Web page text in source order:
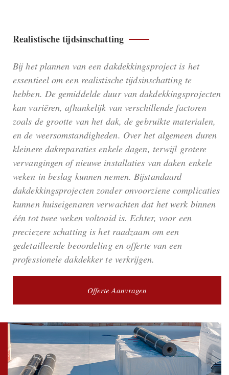
Realistische tijdsinschatting
Bij het plannen van een dakdekkingsproject is het
essentieel om een realistische tijdsinschatting te
hebben. De gemiddelde duur van dakdekkingsprojecten
kan variëren, afhankelijk van verschillende factoren
zoals de grootte van het dak, de gebruikte materialen,
en de weersomstandigheden. Over het algemeen duren
kleinere dakreparaties enkele dagen, terwijl grotere
vervangingen of nieuwe installaties van daken enkele
weken in beslag kunnen nemen. Bijstandaard
dakdekkingsprojecten zonder onvoorziene complicaties
kunnen huiseigenaren verwachten dat het werk binnen
één tot twee weken voltooid is. Echter, voor een
preciezere schatting is het raadzaam om een
gedetailleerde beoordeling en offerte van een
professionele dakdekker te verkrijgen.
Offerte Aanvragen